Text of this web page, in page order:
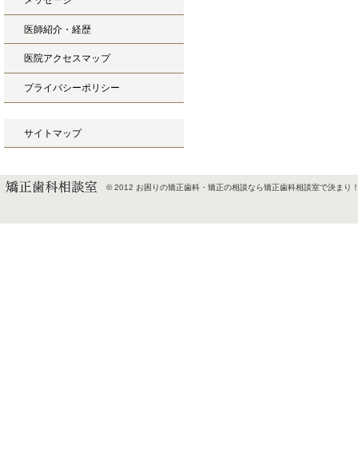
医師紹介・経歴
医院アクセスマップ
プライバシーポリシー
サイトマップ
© 2012 お困りの矯正歯科・矯正の相談なら矯正歯科相談室で決まり